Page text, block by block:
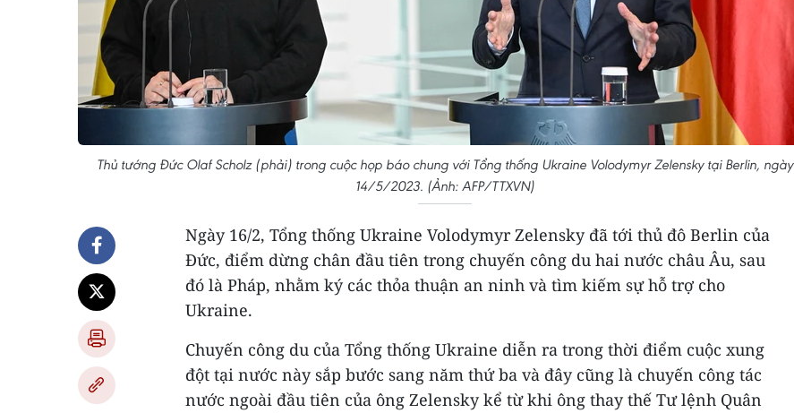
Thủ tướng Đức Olaf Scholz (phải) trong cuộc họp báo chung với Tổng thống Ukraine Volodymyr Zelensky tại Berlin, ngày
14/5/2023. (Ảnh: AFP/TTXVN)
Ngày 16/2, Tổng thống Ukraine Volodymyr Zelensky đã tới thủ đô Berlin của
Đức, điểm dừng chân đầu tiên trong chuyến công du hai nước châu Âu, sau
đó là Pháp, nhằm ký các thỏa thuận an ninh và tìm kiếm sự hỗ trợ cho
Ukraine.
Chuyến công du của Tổng thống Ukraine diễn ra trong thời điểm cuộc xung
đột tại nước này sắp bước sang năm thứ ba và đây cũng là chuyến công tác
nước ngoài đầu tiên của ông Zelensky kể từ khi ông thay thế Tư lệnh Quân